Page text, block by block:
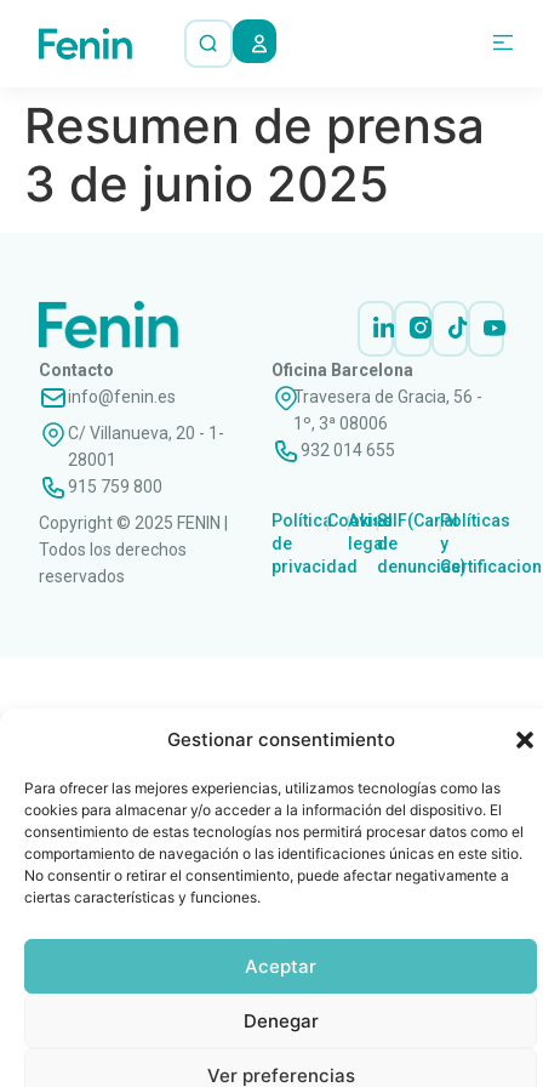
Gestionar consentimiento
Para ofrecer las mejores experiencias, utilizamos tecnologías como las
cookies para almacenar y/o acceder a la información del dispositivo. El
consentimiento de estas tecnologías nos permitirá procesar datos como el
comportamiento de navegación o las identificaciones únicas en este sitio.
No consentir o retirar el consentimiento, puede afectar negativamente a
ciertas características y funciones.
Aceptar
Denegar
Ver preferencias
Resumen de prensa
3 de junio 2025
Contacto
info@fenin.es
C/ Villanueva, 20 - 1-
28001
915 759 800
Oficina Barcelona
Travesera de Gracia, 56 -
1º, 3ª 08006
932 014 655
Copyright © 2025 FENIN |
Todos los derechos
reservados
Política
de
privacidad
|Cookies
|Aviso
legal
|SIIF(Canal
de
denuncias)
|Políticas
y